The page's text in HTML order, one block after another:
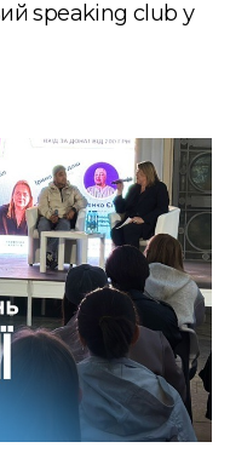
speaking club у